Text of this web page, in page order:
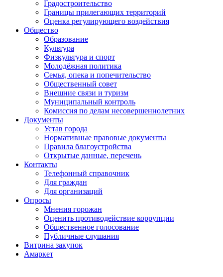
Градостроительство
Границы прилегающих территорий
Оценка регулирующего воздействия
Общество
Образование
Культура
Физкультура и спорт
Молодёжная политика
Семья, опека и попечительство
Общественный совет
Внешние связи и туризм
Муниципальный контроль
Комиссия по делам несовершеннолетних
Документы
Устав города
Нормативные правовые документы
Правила благоустройства
Открытые данные, перечень
Контакты
Телефонный справочник
Для граждан
Для организаций
Опросы
Мнения горожан
Оценить противодействие коррупции
Общественное голосование
Публичные слушания
Витрина закупок
Амаркет